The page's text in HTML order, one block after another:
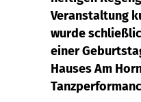
Veranstaltung
wurde
einer
Hauses Am